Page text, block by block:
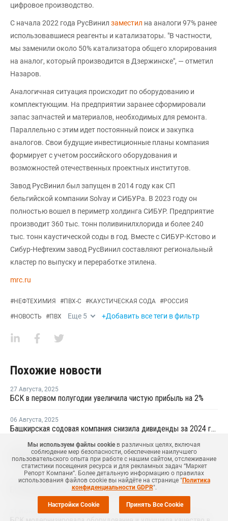
цифровое производство.
С начала 2022 года РусВинил заместил на аналоги 97% ранее
использовавшиеся реагенты и катализаторы. "В частности,
мы заменили около 50% катализатора общего хлорирования
на аналог, который производится в Дзержинске", — отметил
Назаров.
Аналогичная ситуация происходит по оборудованию и
комплектующим. На предприятии заранее сформировали
запас запчастей и материалов, необходимых для ремонта.
Параллельно с этим идет постоянный поиск и закупка
аналогов. Свои будущие инвестиционные планы компания
формирует с учетом российского оборудования и
возможностей отечественных проектных институтов.
Завод РусВинил был запущен в 2014 году как СП
бельгийской компании Solvay и СИБУРа. В 2023 году он
полностью вошел в периметр холдинга СИБУР. Предприятие
производит 360 тыс. тонн поливинилхлорида и более 240
тыс. тонн каустической соды в год. Вместе с СИБУР-Кстово и
Сибур-Нефтехим завод РусВинил составляют региональный
кластер по выпуску и переработке этилена.
mrc.ru
#НЕФТЕХИМИЯ #ПВХ-С #КАУСТИЧЕСКАЯ СОДА #РОССИЯ
#НОВОСТЬ #ПВХ Еще 5 +Добавить все теги в фильтр
Похожие новости
27 Августа, 2025
БСК в первом полугодии увеличила чистую прибыль на 2%
06 Августа, 2025
Башкирская содовая компания снизила дивиденды за 2024 год на 39%
30 Июля,2025
Саянскхимпласт остановился на плановый ремонт
23 Июля,2025
БСК модернизировала установку дегазации ПВХ
,
Мы используем файлы cookieв различных целях, включая
соблюдение мер безопасности, обеспечение наилучшего
пользовательского опыта при работе с нашим сайтом, отслеживание
статистики посещения ресурса и для рекламных задач “Маркет
Репорт Компани”. Более детальную информацию о правилах
использования файлов cookie вы найдёте на странице "Политика
конфиденциальности GDPR".
Настройки Cookie Принять Все Cookie